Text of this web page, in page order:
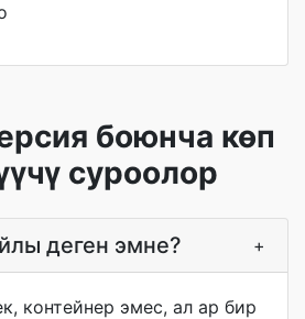
боюнча көп
суроолор
деген эмне? +
контейнер эмес, ал ар бир